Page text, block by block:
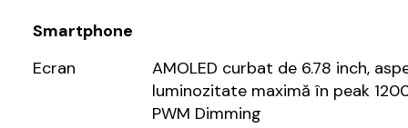
Smartphone
Ecran
AMOLED curbat de 6.78 inch,
luminozitate maximă în peak
PWM Dimming